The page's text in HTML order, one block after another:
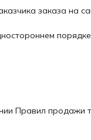
заказа на
Правил продажи